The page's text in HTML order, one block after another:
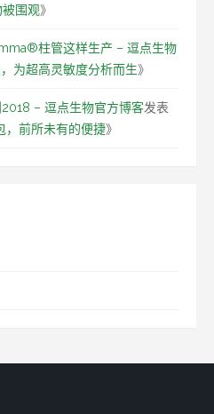
围观》
柱管这样生产 – 逗点生物
为超高灵敏度分析而生》
– 逗点生物官方博客发表
，前所未有的便捷》